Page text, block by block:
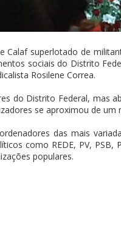
Calaf superlotado de
sociais do Distrito
Rosilene Correa.
do Distrito Federal, mas
se aproximou de um
das mais
como REDE, PV, PSB,
populares.